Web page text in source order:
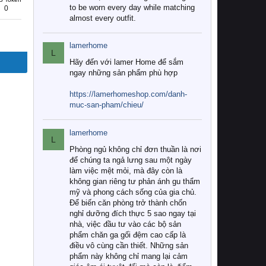
0
to be worn every day while matching
almost every outfit.
L
lamerhome
Hãy đến với lamer Home để sắm
ngay những sản phẩm phù hợp
https://lamerhomeshop.com/danh-
muc-san-pham/chieu/
L
lamerhome
Phòng ngủ không chỉ đơn thuần là nơi
để chúng ta ngả lưng sau một ngày
làm việc mệt mỏi, mà đây còn là
không gian riêng tư phản ánh gu thẩm
mỹ và phong cách sống của gia chủ.
Để biến căn phòng trở thành chốn
nghỉ dưỡng đích thực 5 sao ngay tại
nhà, việc đầu tư vào các bộ sản
phẩm chăn ga gối đệm cao cấp là
điều vô cùng cần thiết. Những sản
phẩm này không chỉ mang lại cảm